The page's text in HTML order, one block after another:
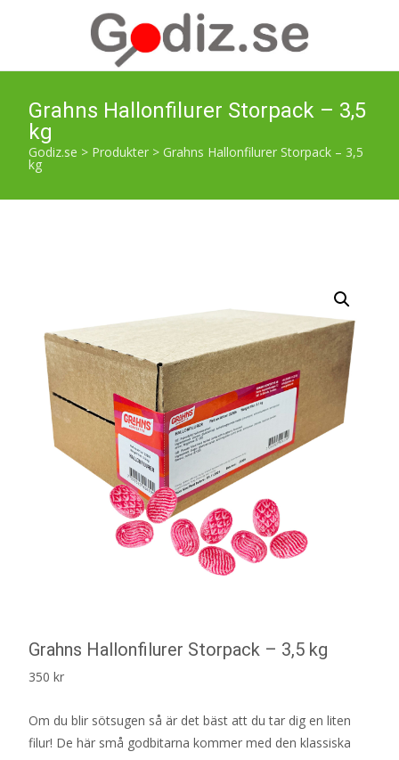
Grahns Hallonfilurer Storpack – 3,5
kg
Godiz.se > Produkter > Grahns Hallonfilurer Storpack – 3,5
kg
Grahns Hallonfilurer Storpack – 3,5 kg
350 kr
Om du blir sötsugen så är det bäst att du tar dig en liten
filur! De här små godbitarna kommer med den klassiska